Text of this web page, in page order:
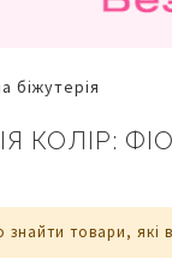
біжутерія
КОЛІР:
товари, які